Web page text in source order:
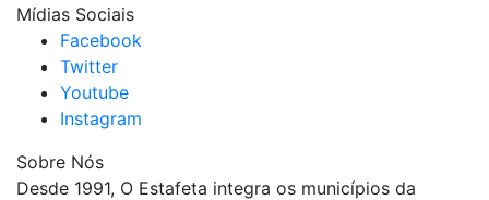
Mídias Sociais
Facebook
Twitter
Youtube
Instagram
Sobre Nós
Desde 1991, O Estafeta integra os municípios da